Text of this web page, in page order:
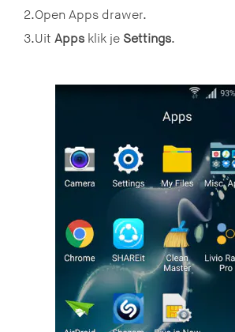
2.Open Apps drawer.
3.Uit Apps klik je Settings.